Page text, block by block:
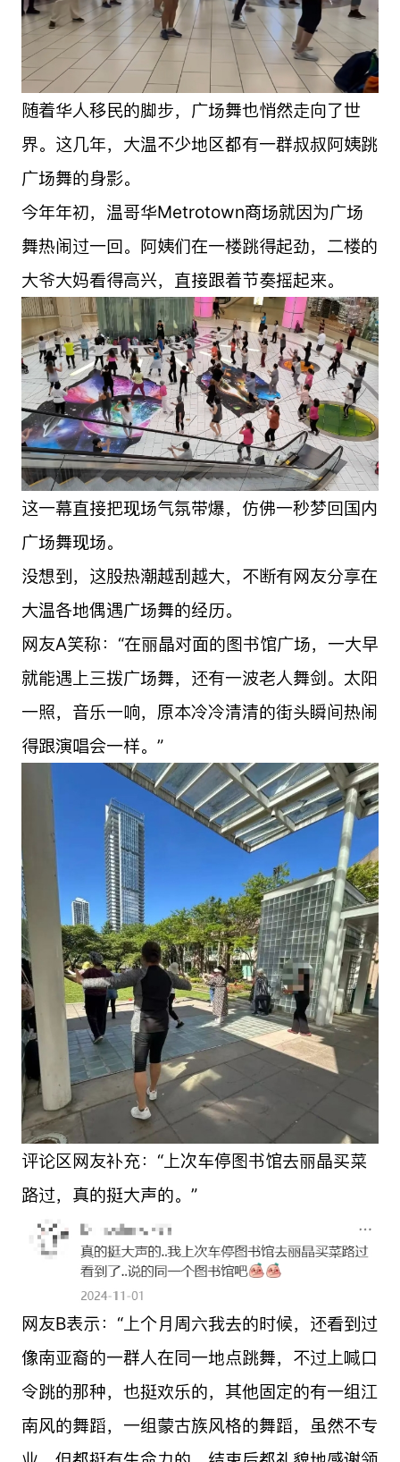
随着华人移民的脚步，广场舞也悄然走向了世
界。这几年，大温不少地区都有一群叔叔阿姨跳
广场舞的身影。
今年年初，温哥华Metrotown商场就因为广场
舞热闹过一回。阿姨们在一楼跳得起劲，二楼的
大爷大妈看得高兴，直接跟着节奏摇起来。
这一幕直接把现场气氛带爆，仿佛一秒梦回国内
广场舞现场。
没想到，这股热潮越刮越大，不断有网友分享在
大温各地偶遇广场舞的经历。
网友A笑称：“在丽晶对面的图书馆广场，一大早
就能遇上三拨广场舞，还有一波老人舞剑。太阳
一照，音乐一响，原本冷冷清清的街头瞬间热闹
得跟演唱会一样。”
评论区网友补充：“上次车停图书馆去丽晶买菜
路过，真的挺大声的。”
网友B表示：“上个月周六我去的时候，还看到过
像南亚裔的一群人在同一地点跳舞，不过上喊口
令跳的那种，也挺欢乐的，其他固定的有一组江
南风的舞蹈，一组蒙古族风格的舞蹈，虽然不专